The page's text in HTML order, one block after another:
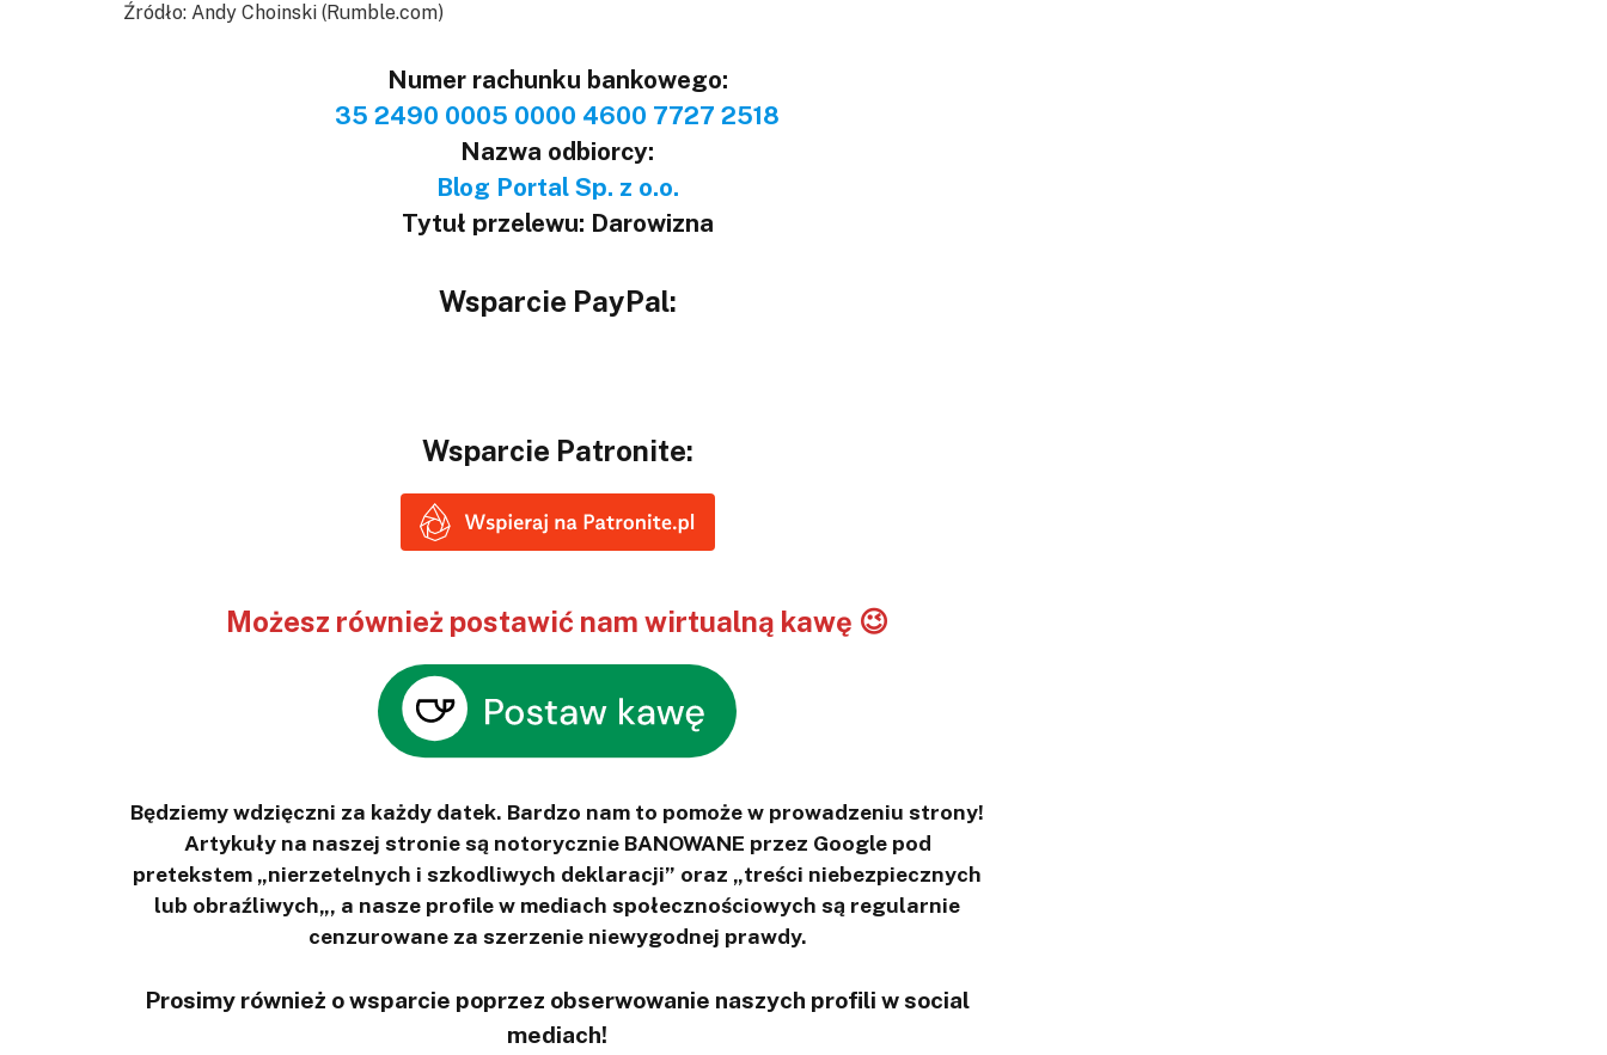
Źródło: Andy Choinski (Rumble.com)
Numer rachunku bankowego:
35 2490 0005 0000 4600 7727 2518
Nazwa odbiorcy:
Blog Portal Sp. z o.o.
Tytuł przelewu: Darowizna
Wsparcie PayPal:
Wsparcie Patronite:
Możesz również postawić nam wirtualną kawę 😉
Będziemy wdzięczni za każdy datek. Bardzo nam to pomoże w prowadzeniu strony!
Artykuły na naszej stronie są notorycznie BANOWANE przez Google pod
pretekstem „nierzetelnych i szkodliwych deklaracji” oraz „treści niebezpiecznych
lub obraźliwych„, a nasze profile w mediach społecznościowych są regularnie
cenzurowane za szerzenie niewygodnej prawdy.
Prosimy również o wsparcie poprzez obserwowanie naszych profili w social
mediach!